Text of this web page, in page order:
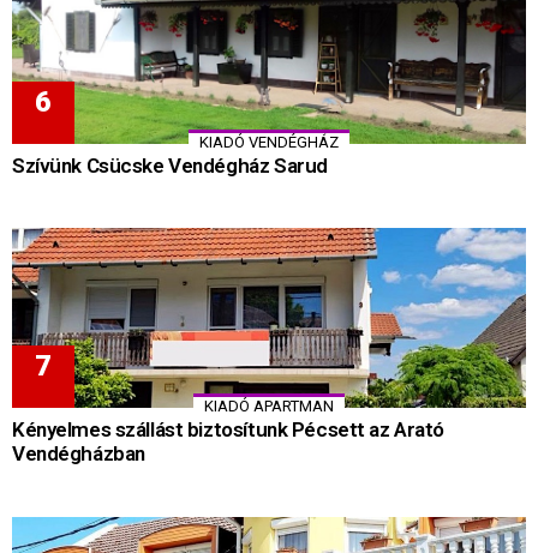
KIADÓ VENDÉGHÁZ
Szívünk Csücske Vendégház Sarud
KIADÓ APARTMAN
Kényelmes szállást biztosítunk Pécsett az Arató
Vendégházban